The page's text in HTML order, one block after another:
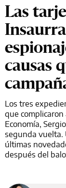
Las
causas
Los tres
que
Economía,
segunda vuelta.
últimas
después del